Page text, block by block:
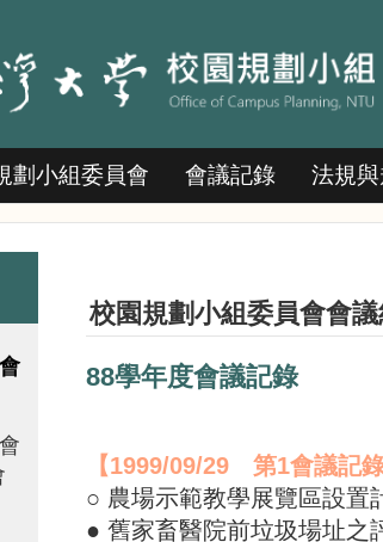
劃小組委員會 會議記錄 法規
校園規劃小組委員會會
88學年度會議記錄
【1999/09/29 第1會議記
○ 農場示範教學展覽區設置
● 舊家畜醫院前垃圾場址之